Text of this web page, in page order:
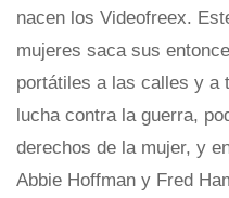
nacen los Videofreex.
mujeres saca sus
portátiles a las calles y a
lucha contra la guerra,
derechos de la mujer, y
Abbie Hoffman y Fred